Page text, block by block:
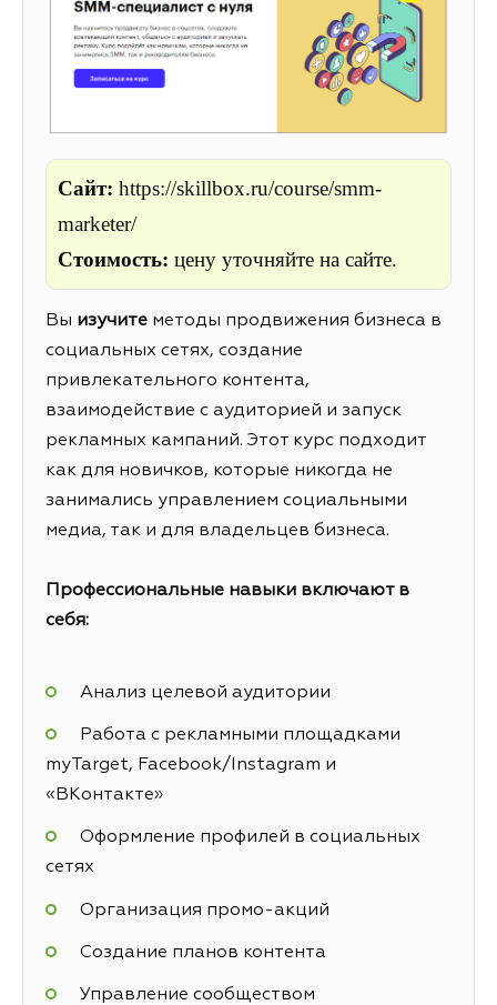
Сайт: https://skillbox.ru/course/smm-
marketer/
Стоимость: цену уточняйте на сайте.
Вы изучите методы продвижения бизнеса в
социальных сетях, создание
привлекательного контента,
взаимодействие с аудиторией и запуск
рекламных кампаний. Этот курс подходит
как для новичков, которые никогда не
занимались управлением социальными
медиа, так и для владельцев бизнеса.
Профессиональные навыки включают в
себя:
Анализ целевой аудитории
Работа с рекламными площадками
myTarget, Facebook/Instagram и
«ВКонтакте»
Оформление профилей в социальных
сетях
Организация промо-акций
Создание планов контента
Управление сообществом